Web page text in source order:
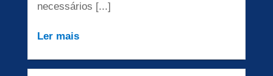
necessários [...]
Ler mais